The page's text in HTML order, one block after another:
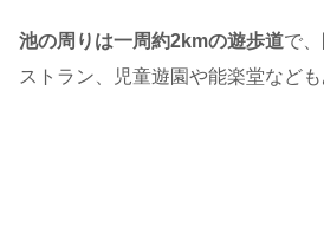
池の周りは一周約2kmの遊歩道で
ストラン、児童遊園や能楽堂なども